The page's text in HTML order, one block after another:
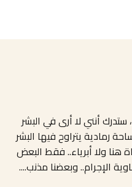
ستدرك أنني لا أرى في البشر
رمادية يتراوح فيها البشر
هنا ولا أبرياء.. فقط البعض
الإجرام.. وبعضنا مذنب....